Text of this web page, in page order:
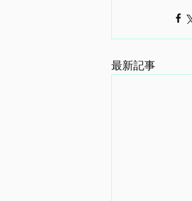
最新記事